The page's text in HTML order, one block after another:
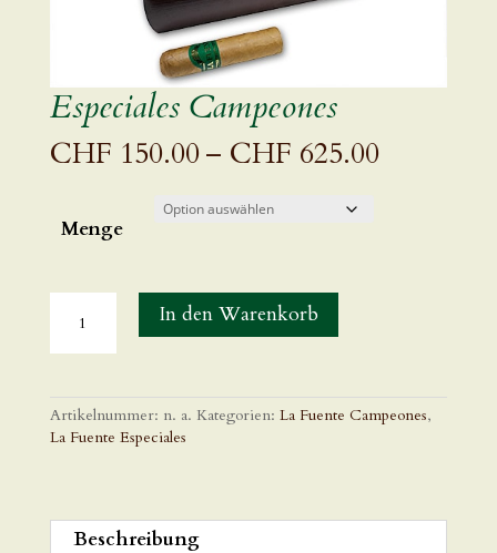
Especiales Campeones
CHF 150.00– CHF 625.00
Menge
In den Warenkorb
Artikelnummer: n. a. Kategorien: La Fuente Campeones,
La Fuente Especiales
Beschreibung